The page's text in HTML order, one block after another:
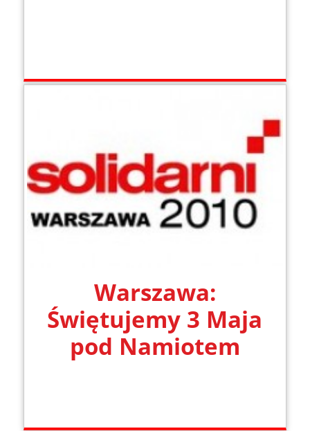
Warszawa:
Świętujemy 3 Maja
pod Namiotem